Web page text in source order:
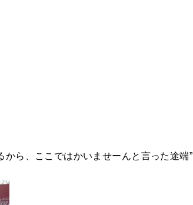
から、ここではかいませーんと言った途端”